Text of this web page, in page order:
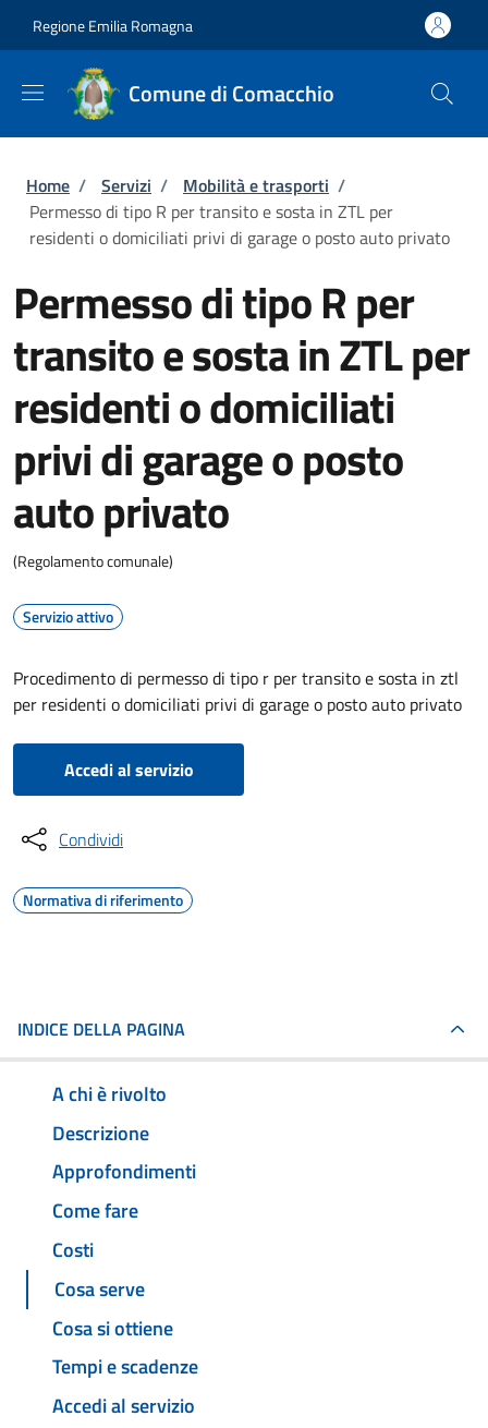
Regione Emilia Romagna
Comune di Comacchio
Briciole di pane
Home / Servizi / Mobilità e trasporti /
Permesso di tipo R per transito e sosta in ZTL per
residenti o domiciliati privi di garage o posto auto privato
Permesso di tipo R per
transito e sosta in ZTL per
residenti o domiciliati
privi di garage o posto
auto privato
(Regolamento comunale)
Servizio attivo
Procedimento di permesso di tipo r per transito e sosta in ztl
per residenti o domiciliati privi di garage o posto auto privato
Accedi al servizio
Condividi
Normativa di riferimento
INDICE DELLA PAGINA
A chi è rivolto
Descrizione
Approfondimenti
Come fare
Costi
Cosa serve
Cosa si ottiene
Tempi e scadenze
Accedi al servizio